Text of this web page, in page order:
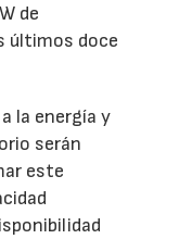
de
últimos doce
la energía y
serán
este